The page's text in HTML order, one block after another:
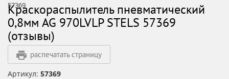
57369
Краскораспылитель пневматический
0,8мм AG 970LVLP STELS 57369
(отзывы)
распечатать страницу
Артикул: 57369